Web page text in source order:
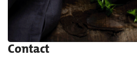
Contact